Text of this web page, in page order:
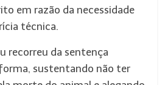
em razão da necessidade
técnica.
recorreu da sentença
sustentando não ter